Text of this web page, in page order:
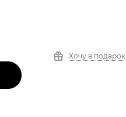
Хочу в подарок